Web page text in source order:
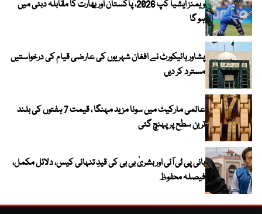
ویمنز ایشیا کپ 2026، پاکستان اور بھارت کا مقابلہ دبئی میں
ہو گا
پشاور ہائیکورٹ نے افغان شہریوں کی عارضی قیام کی درخواستیں
مسترد کر دیں
عالمی مارکیٹ میں سونا مزید مہنگا ، قیمت 7 ہفتوں کی بلند
ترین سطح پر پہنچ گئی
بانی پی ٹی آئی اور بشریٰ بی بی کی قیدِ تنہائی کیس، دلائل مکمل،
فیصلہ محفوظ